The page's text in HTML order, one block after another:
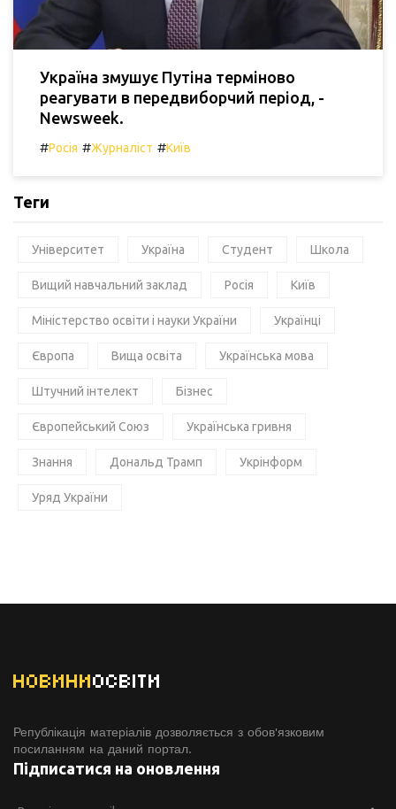
Україна змушує Путіна терміново
реагувати в передвиборчий період, -
Newsweek.
#Росія #Журналіст #Київ
Теги
Університет Україна Студент Школа
Вищий навчальний заклад Росія Київ
Міністерство освіти і науки України Українці
Європа Вища освіта Українська мова
Штучний інтелект Бізнес
Європейський Союз Українська гривня
Знання Дональд Трамп Укрінформ
Уряд України
НОВИНИОСВІТИ
Републікація матеріалів дозволяється з обов'язковим
посиланням на даний портал.
Підписатися на оновлення